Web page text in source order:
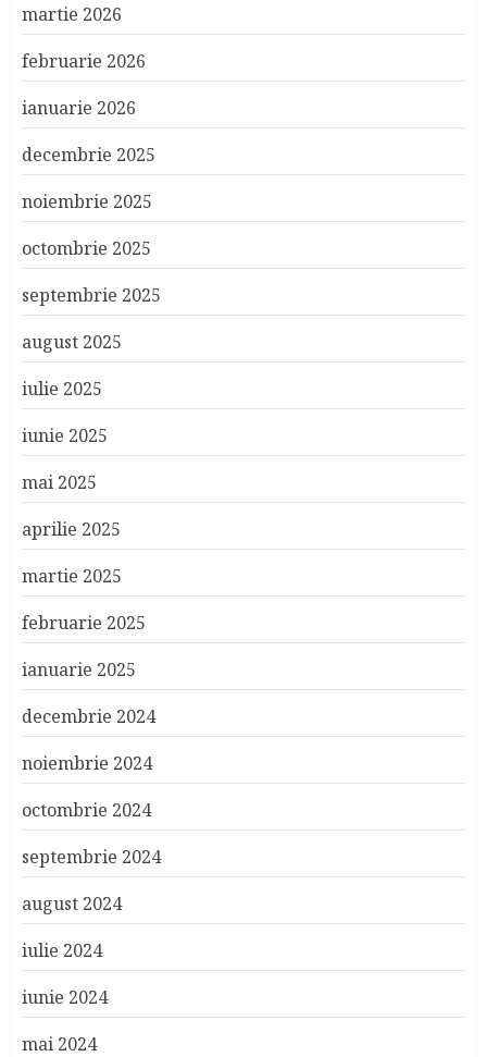
martie 2026
februarie 2026
ianuarie 2026
decembrie 2025
noiembrie 2025
octombrie 2025
septembrie 2025
august 2025
iulie 2025
iunie 2025
mai 2025
aprilie 2025
martie 2025
februarie 2025
ianuarie 2025
decembrie 2024
noiembrie 2024
octombrie 2024
septembrie 2024
august 2024
iulie 2024
iunie 2024
mai 2024